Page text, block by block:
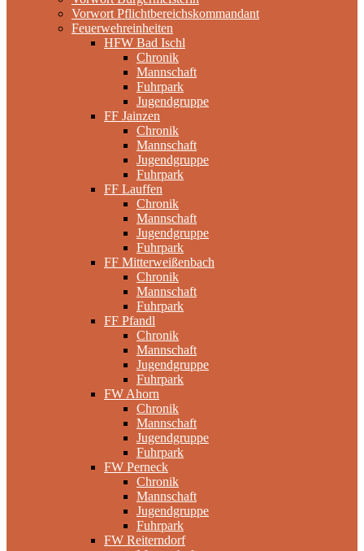
Vorwort Pflichtbereichskommandant
Feuerwehreinheiten
HFW Bad Ischl
Chronik
Mannschaft
Fuhrpark
Jugendgruppe
FF Jainzen
Chronik
Mannschaft
Jugendgruppe
Fuhrpark
FF Lauffen
Chronik
Mannschaft
Jugendgruppe
Fuhrpark
FF Mitterweißenbach
Chronik
Mannschaft
Fuhrpark
FF Pfandl
Chronik
Mannschaft
Jugendgruppe
Fuhrpark
FW Ahorn
Chronik
Mannschaft
Jugendgruppe
Fuhrpark
FW Perneck
Chronik
Mannschaft
Jugendgruppe
Fuhrpark
FW Reiterndorf